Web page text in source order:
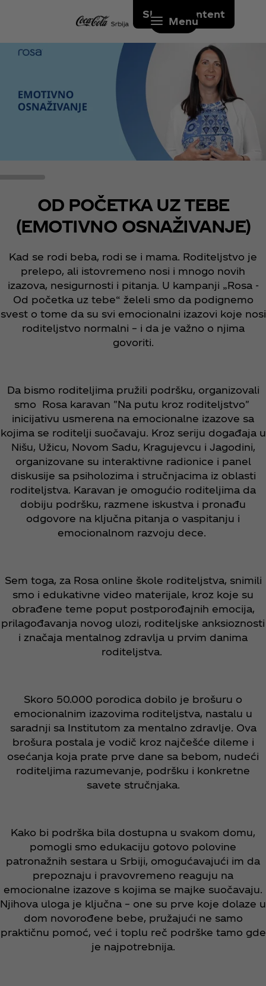
Skip to content
Menu
OD POČETKA UZ TEBE
(EMOTIVNO OSNAŽIVANJE)
Kad se rodi beba, rodi se i mama. Roditeljstvo je
prelepo, ali istovremeno nosi i mnogo novih
izazova, nesigurnosti i pitanja. U kampanji „Rosa -
Od početka uz tebe“ želeli smo da podignemo
svest o tome da su svi emocionalni izazovi koje nosi
roditeljstvo normalni – i da je važno o njima
govoriti.
Da bismo roditeljima pružili podršku, organizovali
smo Rosa karavan "Na putu kroz roditeljstvo"
inicijativu usmerena na emocionalne izazove sa
kojima se roditelji suočavaju. Kroz seriju događaja u
Nišu, Užicu, Novom Sadu, Kragujevcu i Jagodini,
organizovane su interaktivne radionice i panel
diskusije sa psiholozima i stručnjacima iz oblasti
roditeljstva. Karavan je omogućio roditeljima da
dobiju podršku, razmene iskustva i pronađu
odgovore na ključna pitanja o vaspitanju i
emocionalnom razvoju dece.
Sem toga, za Rosa online škole roditeljstva, snimili
smo i edukativne video materijale, kroz koje su
obrađene teme poput postporođajnih emocija,
prilagođavanja novog ulozi, roditeljske anksioznosti
i značaja mentalnog zdravlja u prvim danima
roditeljstva.
Skoro 50.000 porodica dobilo je brošuru o
emocionalnim izazovima roditeljstva, nastalu u
saradnji sa Institutom za mentalno zdravlje. Ova
brošura postala je vodič kroz najčešće dileme i
osećanja koja prate prve dane sa bebom, nudeći
roditeljima razumevanje, podršku i konkretne
savete stručnjaka.
Kako bi podrška bila dostupna u svakom domu,
pomogli smo edukaciju gotovo polovine
patronažnih sestara u Srbiji, omogućavajući im da
prepoznaju i pravovremeno reaguju na
emocionalne izazove s kojima se majke suočavaju.
Njihova uloga je ključna – one su prve koje dolaze u
dom novorođene bebe, pružajući ne samo
praktičnu pomoć, već i toplu reč podrške tamo gde
je najpotrebnija.